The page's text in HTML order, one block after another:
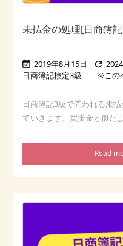
未払金の処理[日商簿
 2019年8月15日 
日商簿記検定3級
日商簿記3級で問われる未
ていきます。買掛金と似た
Read